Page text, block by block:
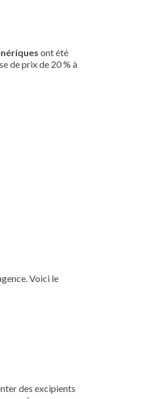
ont été
de prix de 20 % à
Voici le
des excipients